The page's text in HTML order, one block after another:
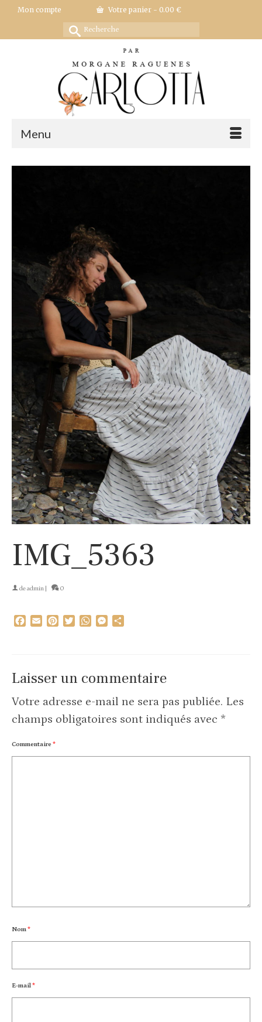
Mon compte Votre panier - 0.00 €
Rechercher :
Menu
IMG_5363
deadmin 0
Facebook
EmailPinterestTwitterWhatsAppMessenger
Laisser un commentaire
Votre adresse e-mail ne sera pas publiée. Les
champs obligatoires sont indiqués avec *
Commentaire *
Nom*
E-mail*